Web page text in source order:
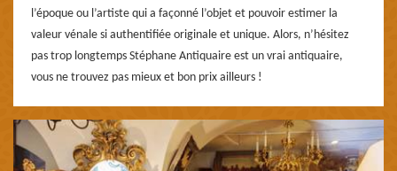
l’époque ou l’artiste qui a façonné l’objet et pouvoir estimer la
valeur vénale si authentifiée originale et unique. Alors, n’hésitez
pas trop longtemps Stéphane Antiquaire est un vrai antiquaire,
vous ne trouvez pas mieux et bon prix ailleurs !